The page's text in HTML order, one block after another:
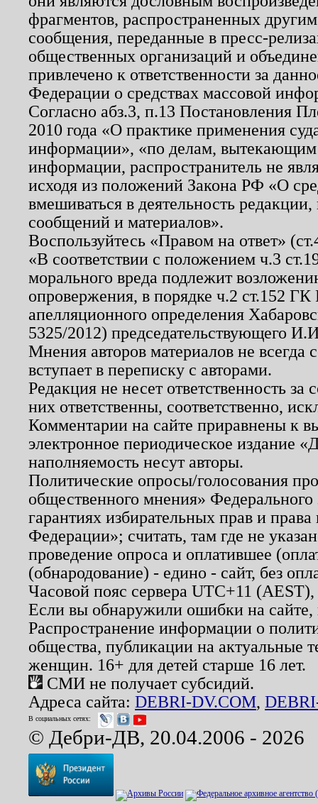
фрагментов, распространенных
сообщения, переданные в пресс-
общественных организаций и
привлечено к ответственности за
Федерации о средствах массовой
Согласно абз.3, п.13 Постановления
2010 года «О практике применения
информации», «по делам, вытекающим
информации, распространитель не
исходя из положений Закона РФ «О
вмешиваться в деятельность
сообщений и материалов».
Воспользуйтесь «Правом на ответ»
«В соответствии с положением ч.3
морального вреда подлежит
опровержения, в порядке ч.2 ст.152
апелляционного определения
5325/2012) председательствующего
Мнения авторов материалов не
вступает в переписку с авторами.
Редакция не несет ответственность
них ответственны, соответственно,
Комментарии на сайте приравнены к
электронное периодическое издание
наполняемость несут авторы.
Политические опросы/голосования
общественного мнения»
гарантиях избирательных прав и
Федерации»; считать, там где не
проведение опроса и оплатившее
(обнародование) - едино - сайт, без
Часовой пояс сервера UTC+11
Если вы обнаружили ошибки на
Распространение информации о
общества, публикации на актуальные
женщин. 16+ для детей старше 16 лет.
СМИ не получает субсидий.
Адреса сайта: DEBRI-DV.COM,
В социальных сетях:
© Дебри-ДВ, 20.04.2006 - 2026